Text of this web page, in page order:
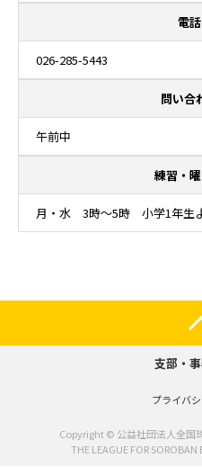
電
026-285-5443
問い合
午前中
練習・
月・水 3時～5時 小学1年生
支部・
プライバ
Copyright © 公益社団法人全国
THE LEAGUE FOR SOROBAN